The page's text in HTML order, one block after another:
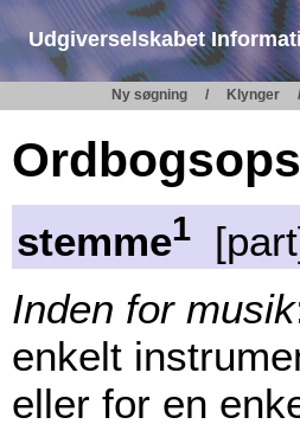
Udgiverselskabet
Ny søgning Klynger
stemme1
Inden for musik
enkelt
eller for en